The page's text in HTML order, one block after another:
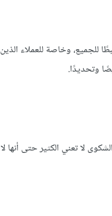
للجميع، وخاصة للعملاء الذين
وتحديدًا.
لا تعني الكثير حتى أنها لا